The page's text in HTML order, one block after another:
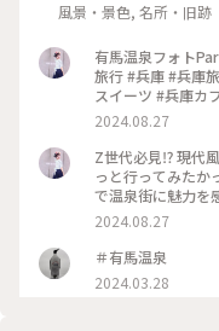
風景・景色, 名所・旧跡
有馬温泉フォト
旅行 #兵庫 #兵庫
スイーツ #兵庫カ
光 #有馬温泉街 #
2024.08.27
Z世代必見⁉︎ 現代
っと行ってみた
で温泉街に魅力を
すごく惹かれます⋆⸜♡⸝‍⋆
#旅行 #兵庫 #
行 #スイーツ #兵
#観光 #有馬温泉
2024.08.27
＃有馬温泉
2024.03.28